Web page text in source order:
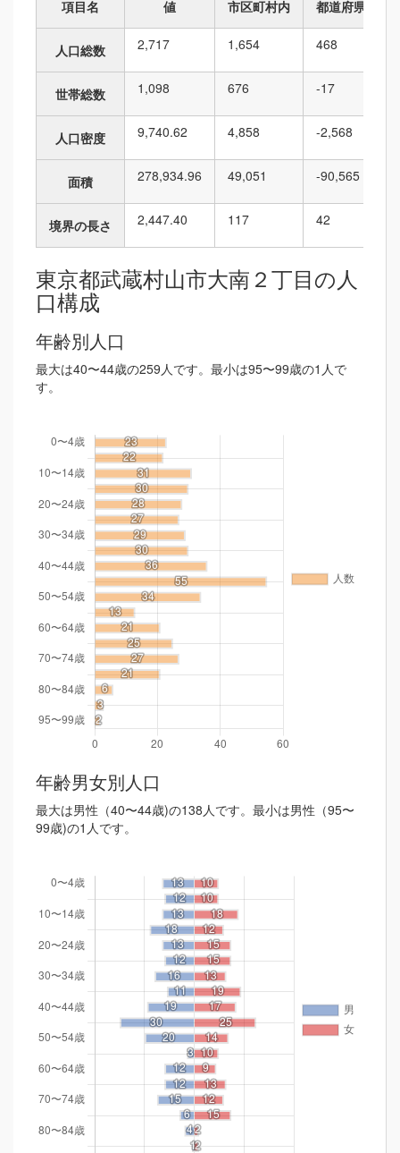
項目名 値 市区町村内 都道府県内
人口総数 2,717 1,654 468
世帯総数 1,098 676 -17
人口密度 9,740.62 4,858 -2,568
面積 278,934.96 49,051 -90,565
境界の長さ 2,447.40 117 42
東京都武蔵村山市大南２丁目の人
口構成
年齢別人口
最大は40〜44歳の259人です。最小は95〜99歳の1人で
す。
年齢男女別人口
最大は男性（40〜44歳)の138人です。最小は男性（95〜
99歳)の1人です。